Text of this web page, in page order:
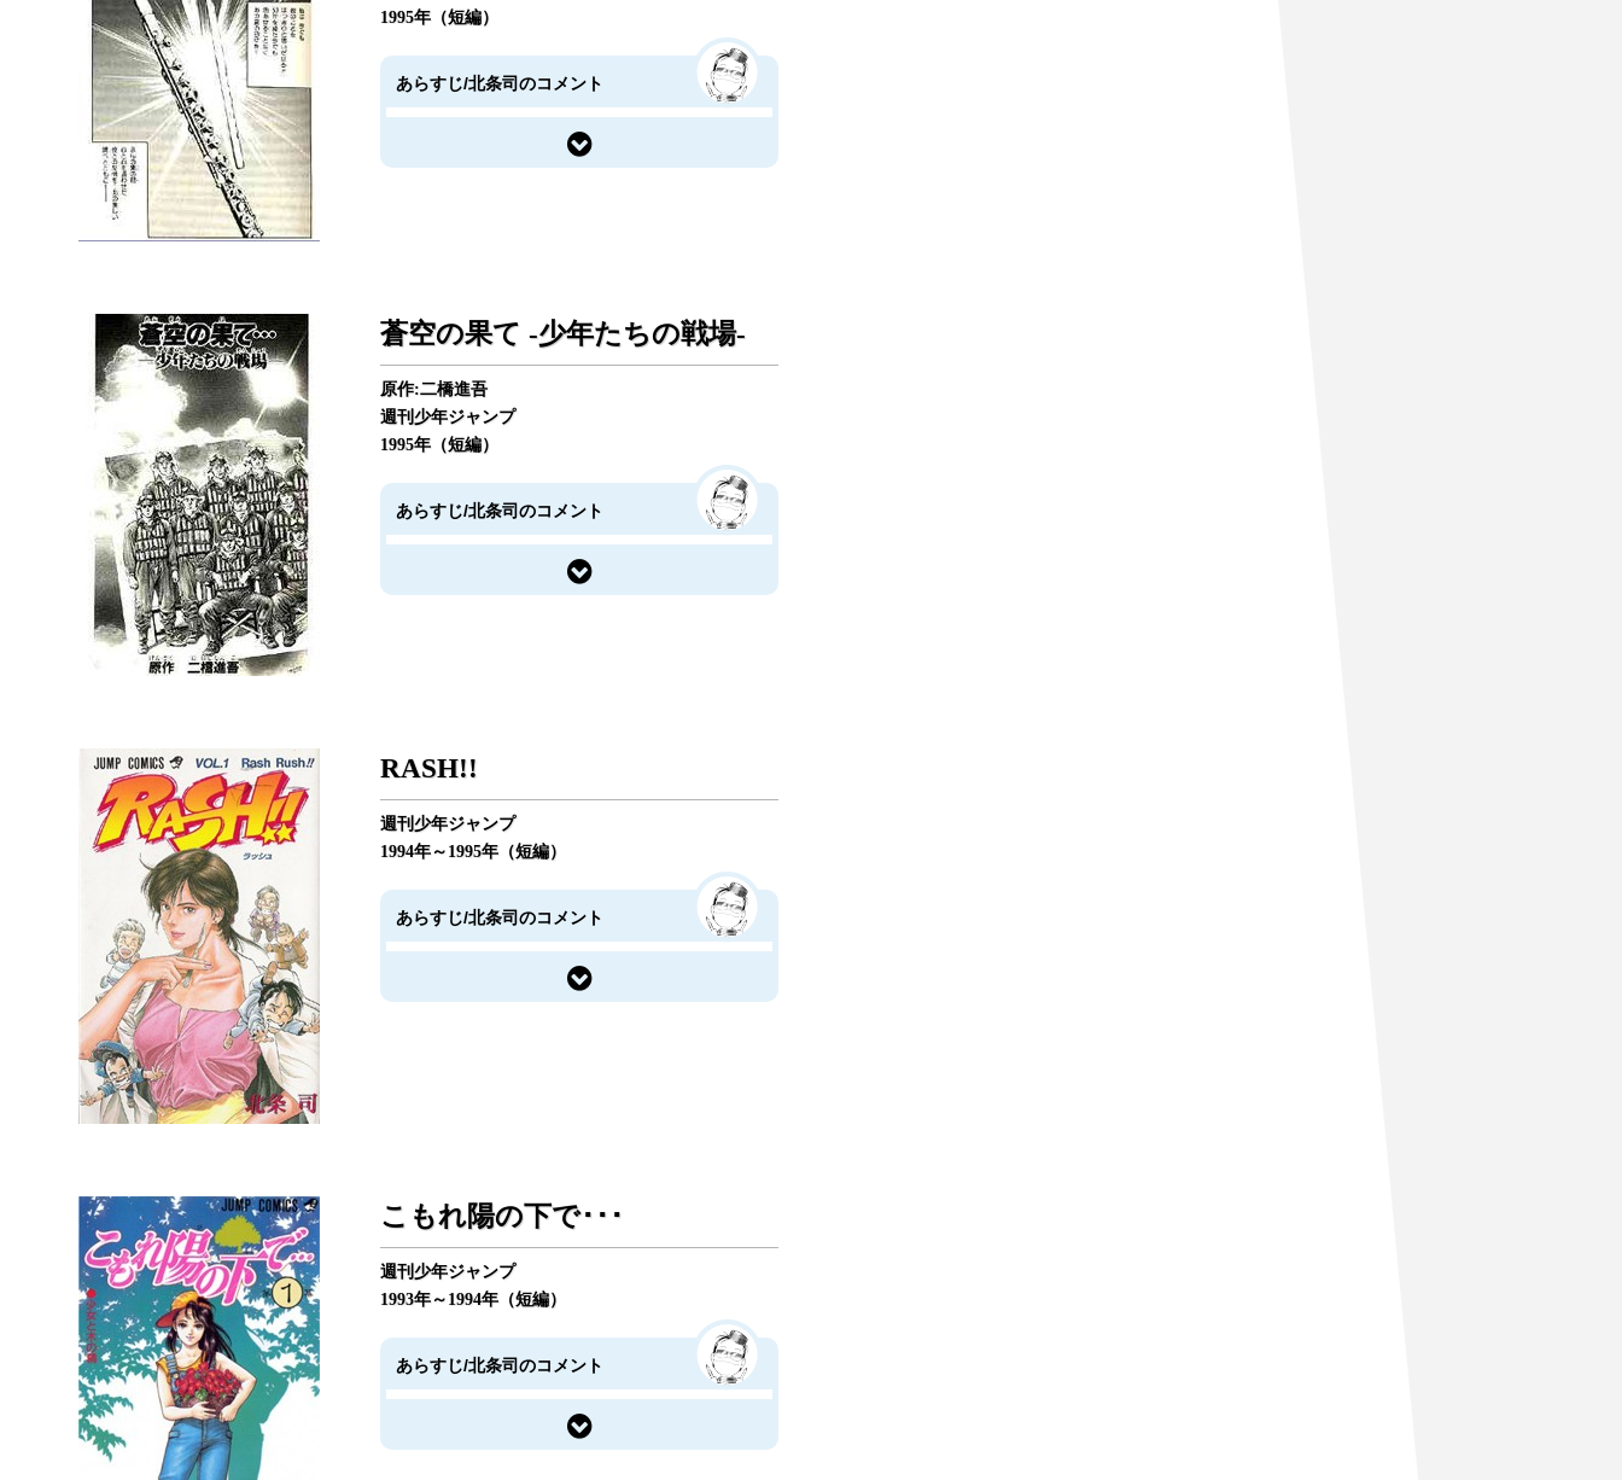
1995年（短編）
あらすじ/北条司のコメント
蒼空の果て -少年たちの戦場-
原作:二橋進吾
週刊少年ジャンプ
1995年（短編）
あらすじ/北条司のコメント
RASH!!
週刊少年ジャンプ
1994年～1995年（短編）
あらすじ/北条司のコメント
こもれ陽の下で･･･
週刊少年ジャンプ
1993年～1994年（短編）
あらすじ/北条司のコメント